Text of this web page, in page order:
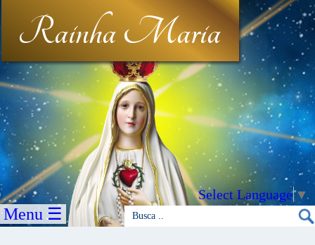
Rainha Maria
Select Language▼
Menu ☰